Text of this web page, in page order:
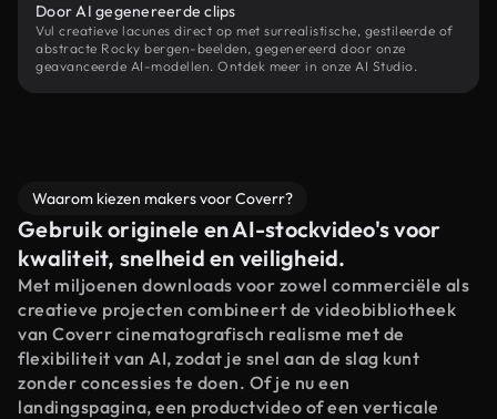
Door AI gegenereerde clips
Vul creatieve lacunes direct op met surrealistische, gestileerde of
abstracte Rocky bergen-beelden, gegenereerd door onze
geavanceerde AI-modellen. Ontdek meer in onze AI Studio.
Waarom kiezen makers voor Coverr?
Gebruik originele en AI-stockvideo's voor
kwaliteit, snelheid en veiligheid.
Met miljoenen downloads voor zowel commerciële als
creatieve projecten combineert de videobibliotheek
van Coverr cinematografisch realisme met de
flexibiliteit van AI, zodat je snel aan de slag kunt
zonder concessies te doen. Of je nu een
landingspagina, een productvideo of een verticale